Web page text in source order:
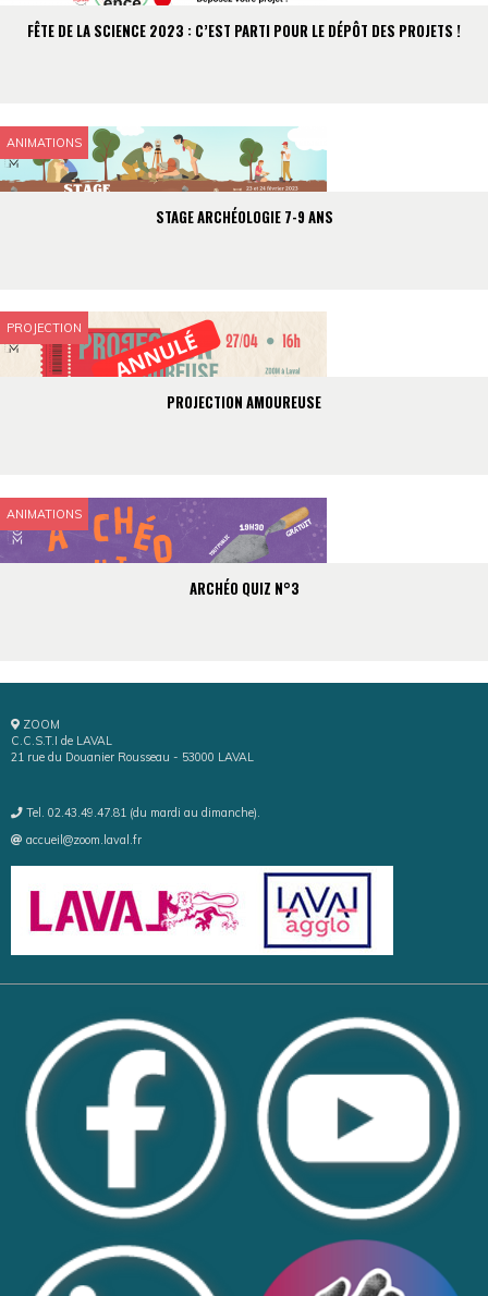
FÊTE DE LA SCIENCE 2023 : C’EST PARTI POUR LE DÉPÔT DES PROJETS !
ANIMATIONS
STAGE ARCHÉOLOGIE 7-9 ANS
PROJECTION
PROJECTION AMOUREUSE
ANIMATIONS
ARCHÉO QUIZ N°3
ZOOM
C.C.S.T.I de LAVAL
21 rue du Douanier Rousseau - 53000 LAVAL
Tel. 02.43.49.47.81 (du mardi au dimanche).
accueil@zoom.laval.fr